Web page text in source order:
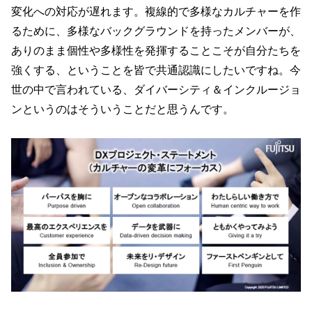
変化への対応が遅れます。複線的で多様なカルチャーを作
るために、多様なバックグラウンドを持ったメンバーが、
ありのまま個性や多様性を発揮することこそが自分たちを
強くする、ということを皆で共通認識にしたいですね。今
世の中で言われている、ダイバーシティ＆インクルージョ
ンというのはそういうことだと思うんです。